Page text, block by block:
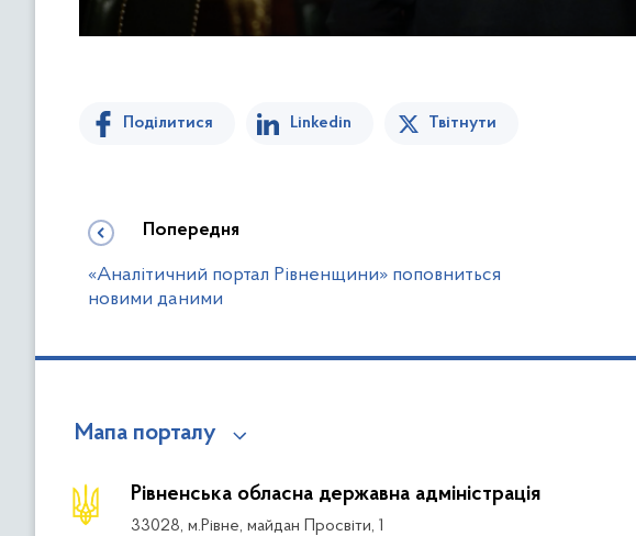
Поділитися Linkedin Твітнути
Попередня
«Аналітичний портал Рівненщини» поповниться
новими даними
Мапа порталу
Рівненська обласна державна адміністрація
33028, м.Рівне, майдан Просвіти, 1